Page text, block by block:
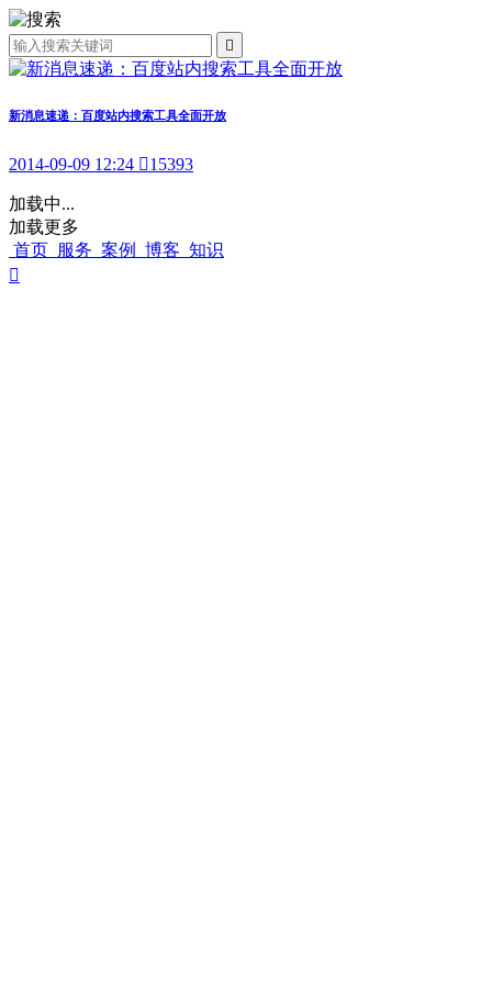

新消息速递：百度站内搜索工具全面开放
2014-09-09 12:24 15393
加载中...
加载更多
首页 服务 案例 博客 知识
